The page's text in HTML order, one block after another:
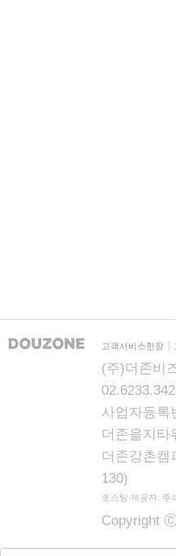
고객서비스헌장
(주)더존비
사업자등록
더존을지타
더존강촌
130)
호스팅 제공자: 주
Copyright